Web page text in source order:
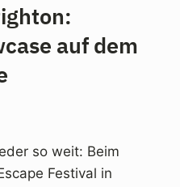
auf dem
so weit: Beim
Festival in